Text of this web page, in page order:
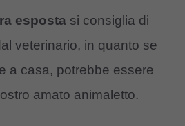
esposta si consiglia di
veterinario, in quanto se
a casa, potrebbe essere
amato animaletto.